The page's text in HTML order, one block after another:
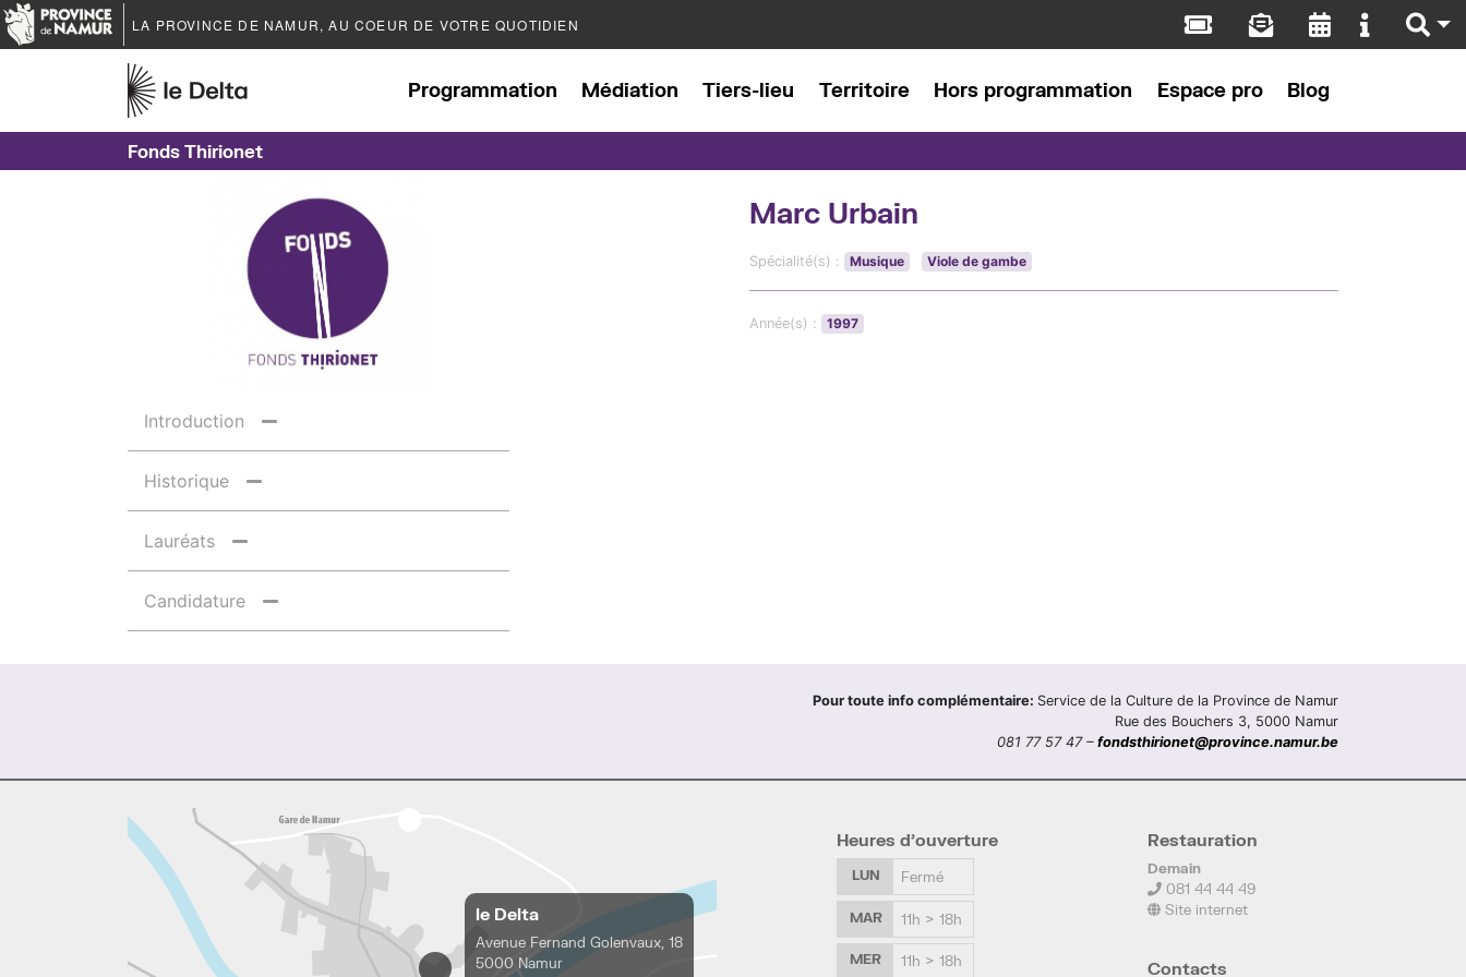
LA PROVINCE DE NAMUR, AU COEUR DE VOTRE QUOTIDIEN
Programmation Médiation Tiers-lieu Territoire Hors programmation Espace pro Blog
Fonds Thirionet
Introduction
Historique
Lauréats
Candidature
Marc Urbain
Spécialité(s) : Musique Viole de gambe
Année(s) : 1997
Pour toute info complémentaire: Service de la Culture de la Province de Namur
Rue des Bouchers 3, 5000 Namur
081 77 57 47 – fondsthirionet@province.namur.be
le Delta
Avenue Fernand Golenvaux, 18
5000 Namur
Heures d’ouverture
LUN Fermé
MAR 11h > 18h
MER 11h > 18h
Restauration
Demain
081 44 44 49
Site internet
Contacts